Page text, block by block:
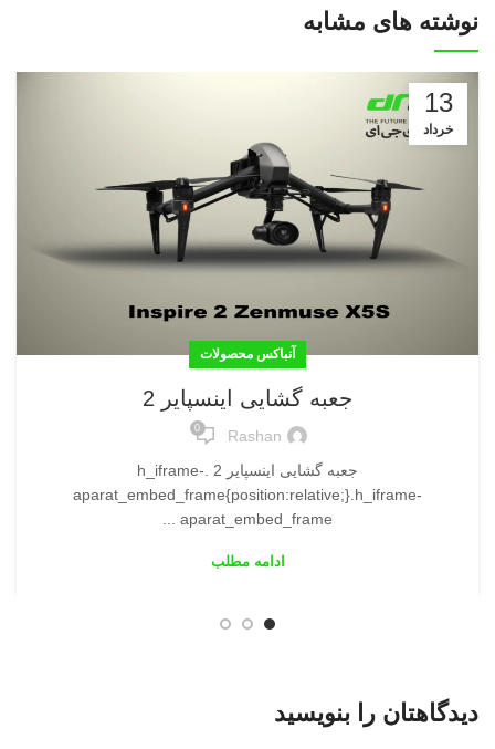
نوشته های مشابه
13
خرداد
آنباکس محصولات
جعبه گشایی اینسپایر 2
Rashan
0
جعبه گشایی اینسپایر 2 .h_iframe-
aparat_embed_frame{position:relative;}.h_iframe-
aparat_embed_frame ...
ادامه مطلب
دیدگاهتان را بنویسید